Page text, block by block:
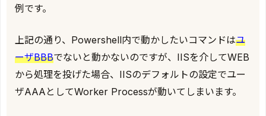
例です。
上記の通り、Powershell内で動かしたいコマンドはユ
ーザBBBでないと動かないのですが、IISを介してWEB
から処理を投げた場合、IISのデフォルトの設定でユー
ザAAAとしてWorker Processが動いてしまいます。